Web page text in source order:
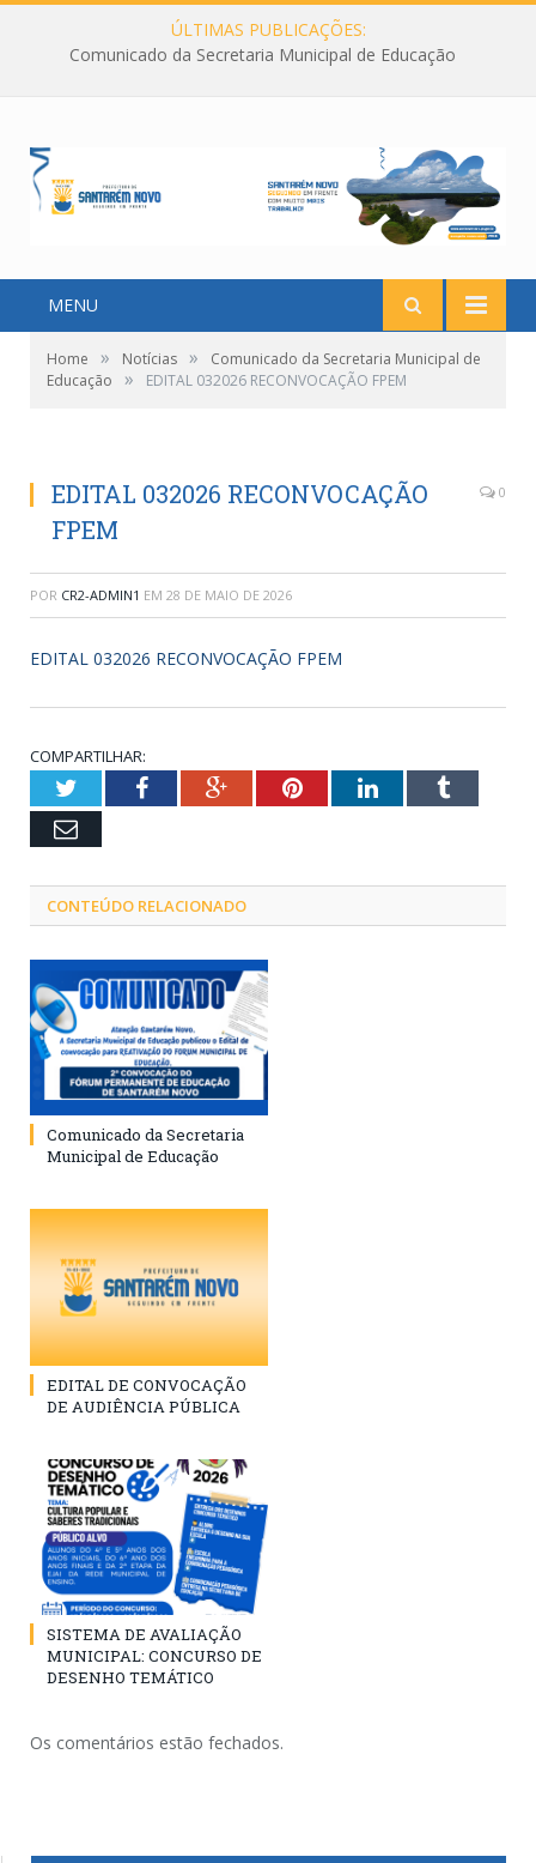
ÚLTIMAS PUBLICAÇÕES:
Comunicado da Secretaria Municipal de Educação
MENU
Home » Notícias »
Comunicado da Secretaria Municipal de
Educação
» EDITAL 032026 RECONVOCAÇÃO FPEM
EDITAL 032026 RECONVOCAÇÃO
FPEM
0
POR CR2-ADMIN1 EM 28 DE MAIO DE 2026
EDITAL 032026 RECONVOCAÇÃO FPEM
COMPARTILHAR:
TwitterFacebookGoogle+PinterestLinkedInTumblr
Email
CONTEÚDO RELACIONADO
Comunicado da Secretaria
Municipal de Educação
EDITAL DE CONVOCAÇÃO
DE AUDIÊNCIA PÚBLICA
SISTEMA DE AVALIAÇÃO
MUNICIPAL: CONCURSO DE
DESENHO TEMÁTICO
Os comentários estão fechados.